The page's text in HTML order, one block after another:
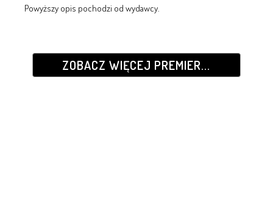
Powyższy opis pochodzi od wydawcy.
ZOBACZ WIĘCEJ PREMIER...